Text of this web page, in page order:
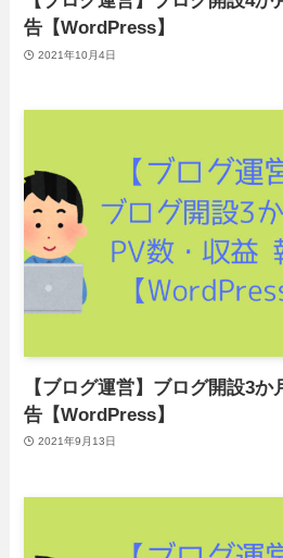
告【WordPress】
2021年10月4日
【ブログ運営】ブログ開設3
告【WordPress】
2021年9月13日